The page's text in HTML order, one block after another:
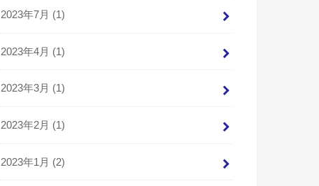
2023年7月 (1)
2023年4月 (1)
2023年3月 (1)
2023年2月 (1)
2023年1月 (2)